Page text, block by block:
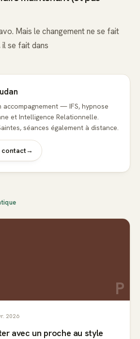
Mais le changement ne se fait
se fait dans
accompagnement — IFS, hypnose
et Intelligence Relationnelle.
séances également à distance.
contact→
P
2026
avec un proche au style